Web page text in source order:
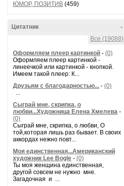
ЮМОР, ПОЗИТИВ (459)
-
Цитатник
Все (19088)
Оформляем плеер картинкой - (0)
Оформляем плеер картинкой -
линеечкой или картинкой - кнопкой.
Имеем такой плеер: К...
Друзьям с благодарностью... - (0)
...
Сыграй мне, скрипка, о
любви...Художница Елена Хмелева -
(0)
Сыграй мне, скрипка, о любви, О
той,которая лишь раз бывает. В своих
аккордах нежно повт...
Моя единственная...Американский
художник Lee Bogle - (0)
Ты моя женщина единственная,
другой совсем не нужно мне.
Загадочная и ...